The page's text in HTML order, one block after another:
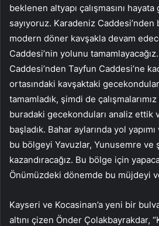
beklenen altyapı çalışmasını
sayıyoruz. Karadeniz Caddesi’nden
modern döner kavşakla devam
Caddesi’nin yolunu
Caddesi’nden Tayfun Caddesi’ne
ortasındaki kavşaktaki
tamamladık, şimdi de
buradaki gecekonduları analiz ettik
başladık. Bahar aylarında yol
bu bölgeyi Yavuzlar, Yunusemre ve
kazandıracağız. Bu bölge için
Önümüzdeki dönemde bu müjdeyi
Kayseri ve Kocasinan’a yeni bir
altını çizen Önder Çolakbayrakdar,